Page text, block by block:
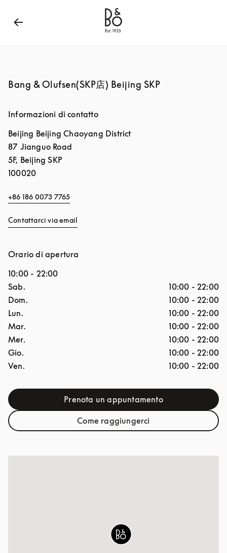
Bang & Olufsen - Exist to Create
Bang & Olufsen(SKP店) Beijing SKP
Informazioni di contatto
Beijing Beijing Chaoyang District
87 Jianguo Road
5F, Beijing SKP
100020
+86 186 0073 7765
Contattarci via email
Orario di apertura
10:00 - 22:00
Giorno della settimana
Sab. 10:00 - 22:00
Dom.
10:00 - 22:00
Lun.
10:00 - 22:00
Mar.
10:00 - 22:00
Mer.
10:00 - 22:00
Gio.
10:00 - 22:00
Ven.
10:00 - 22:00
Prenota un appuntamento
Link Opens in New Tab
Come raggiungerciLink Opens in New Tab